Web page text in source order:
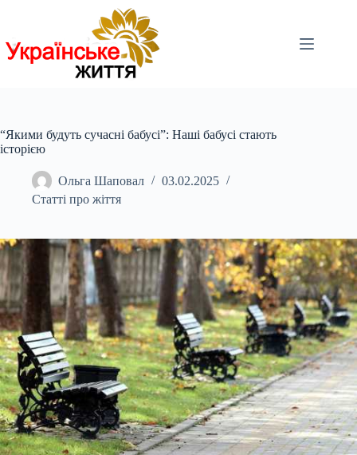
“Якими будуть сучасні бабусі”: Наші бабусі стають
історією
Ольга Шаповал
03.02.2025
Статті про жіття